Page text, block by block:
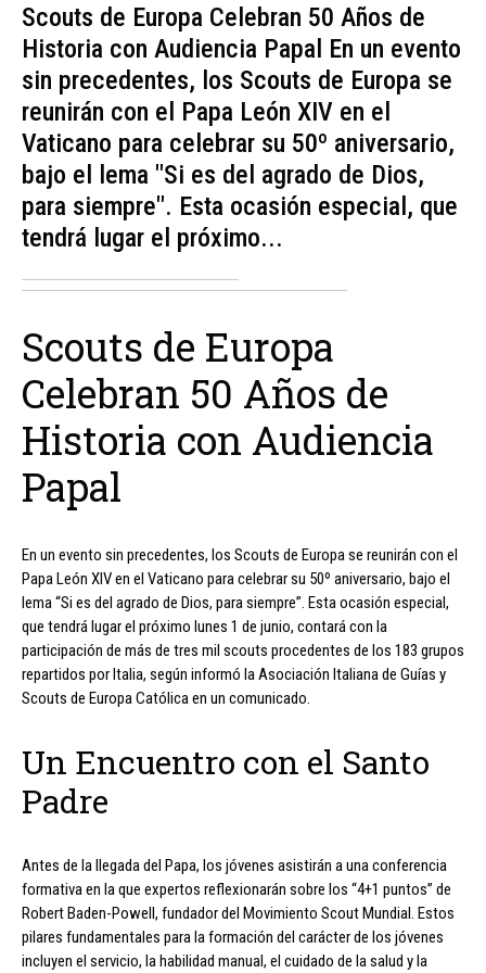
Scouts de Europa Celebran 50 Años de
Historia con Audiencia Papal En un evento
sin precedentes, los Scouts de Europa se
reunirán con el Papa León XIV en el
Vaticano para celebrar su 50º aniversario,
bajo el lema "Si es del agrado de Dios,
para siempre". Esta ocasión especial, que
tendrá lugar el próximo...
Scouts de Europa
Celebran 50 Años de
Historia con Audiencia
Papal
En un evento sin precedentes, los Scouts de Europa se reunirán con el
Papa León XIV en el Vaticano para celebrar su 50º aniversario, bajo el
lema “Si es del agrado de Dios, para siempre”. Esta ocasión especial,
que tendrá lugar el próximo lunes 1 de junio, contará con la
participación de más de tres mil scouts procedentes de los 183 grupos
repartidos por Italia, según informó la Asociación Italiana de Guías y
Scouts de Europa Católica en un comunicado.
Un Encuentro con el Santo
Padre
Antes de la llegada del Papa, los jóvenes asistirán a una conferencia
formativa en la que expertos reflexionarán sobre los “4+1 puntos” de
Robert Baden-Powell, fundador del Movimiento Scout Mundial. Estos
pilares fundamentales para la formación del carácter de los jóvenes
incluyen el servicio, la habilidad manual, el cuidado de la salud y la